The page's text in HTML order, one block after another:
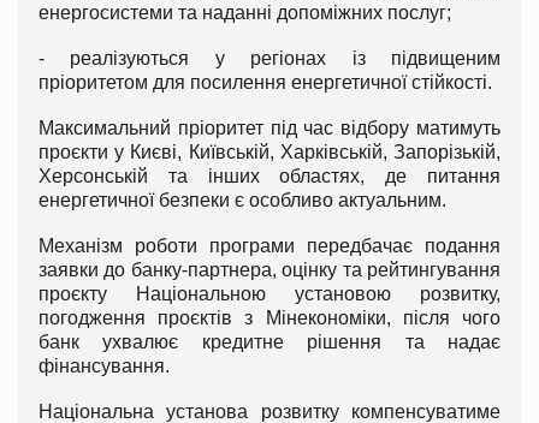
енергосистеми та наданні допоміжних послуг;
- реалізуються у регіонах із підвищеним
пріоритетом для посилення енергетичної стійкості.
Максимальний пріоритет під час відбору матимуть
проєкти у Києві, Київській, Харківській, Запорізькій,
Херсонській та інших областях, де питання
енергетичної безпеки є особливо актуальним.
Механізм роботи програми передбачає подання
заявки до банку-партнера, оцінку та рейтингування
проєкту Національною установою розвитку,
погодження проєктів з Мінекономіки, після чого
банк ухвалює кредитне рішення та надає
фінансування.
Національна установа розвитку компенсуватиме